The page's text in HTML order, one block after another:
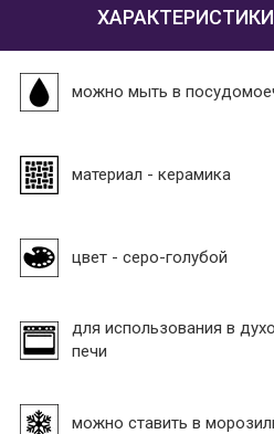
ХАРАКТЕРИСТИКИ
можно мыть в
материал - керамика
цвет - серо-голубой
для использования в
печи
можно ставить в